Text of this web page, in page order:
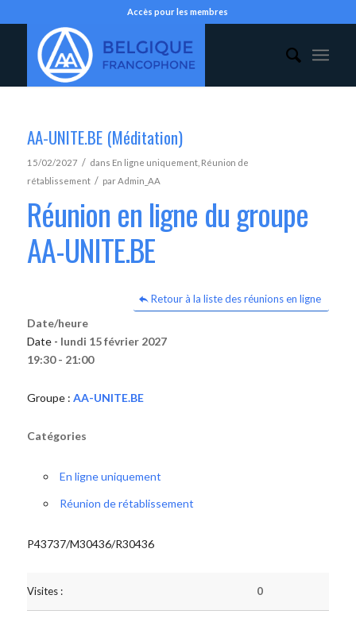
Accès pour les membres
AA-UNITE.BE (Méditation)
15/02/2027 / dans En ligne uniquement, Réunion de
rétablissement / parAdmin_AA
Réunion en ligne du groupe
AA-UNITE.BE
Retour à la liste des réunions en ligne
Date/heure
Date - lundi 15 février 2027
19:30 - 21:00
Groupe : AA-UNITE.BE
Catégories
En ligne uniquement
Réunion de rétablissement
P43737/M30436/R30436
Visites : 0